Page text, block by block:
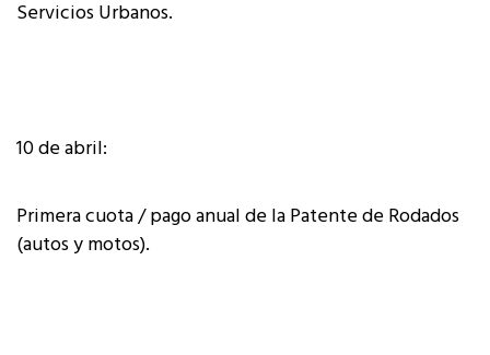
Servicios Urbanos.
10 de abril:
Primera cuota / pago anual de la Patente de Rodados
(autos y motos).